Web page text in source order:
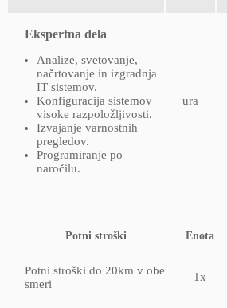
Ekspertna dela
Analize, svetovanje,
načrtovanje in izgradnja
IT sistemov.
Konfiguracija sistemov
visoke razpoložljivosti.
Izvajanje varnostnih
pregledov.
Programiranje po
naročilu.
ura
Potni stroški Enota
Potni stroški do 20km v obe
smeri
1x